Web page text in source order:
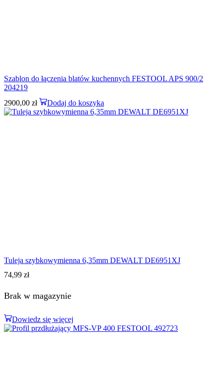
Szablon do łączenia blatów kuchennych FESTOOL APS 900/2
204219
2900,00 zł Dodaj do koszyka
Tuleja szybkowymienna 6,35mm DEWALT DE6951XJ
74,99 zł
Brak w magazynie
Dowiedz się więcej